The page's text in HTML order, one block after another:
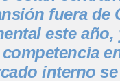
fuera de
este año,
interno